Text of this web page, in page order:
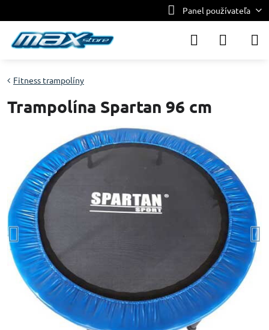
Panel používateľa
Fitness trampolíny
Trampolína Spartan 96 cm